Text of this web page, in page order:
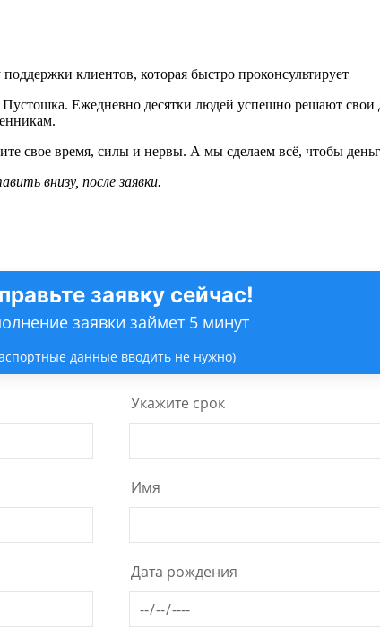
клиентов, которая быстро проконсультирует
Ежедневно десятки людей успешно решают
свое время, силы и нервы. А мы сделаем всё, чтобы
внизу, после заявки.